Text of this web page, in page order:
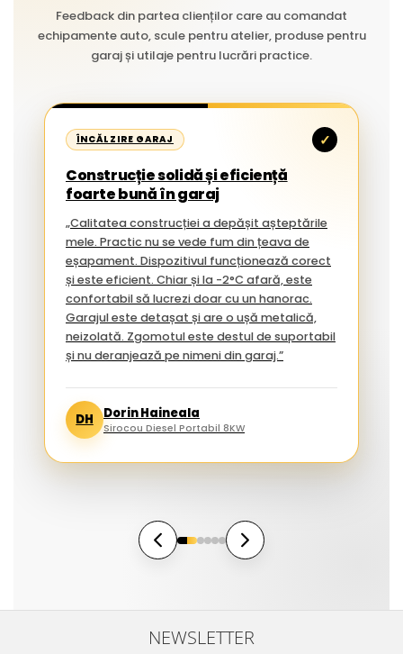
Feedback din partea clienților care au comandat
echipamente auto, scule pentru atelier, produse pentru
garaj și utilaje pentru lucrări practice.
ÎNCĂLZIRE GARAJ ✓
Construcție solidă și eficiență
foarte bună în garaj
„Calitatea construcției a depășit așteptările
mele. Practic nu se vede fum din țeava de
eșapament. Dispozitivul funcționează corect
și este eficient. Chiar și la -2°C afară, este
confortabil să lucrezi doar cu un hanorac.
Garajul este detașat și are o ușă metalică,
neizolată. Zgomotul este destul de suportabil
și nu deranjează pe nimeni din garaj.”
DH Dorin Haineala
Sirocou Diesel Portabil 8KW
NEWSLETTER